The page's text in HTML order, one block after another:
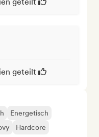
geteilt
Energetisch
Hardcore